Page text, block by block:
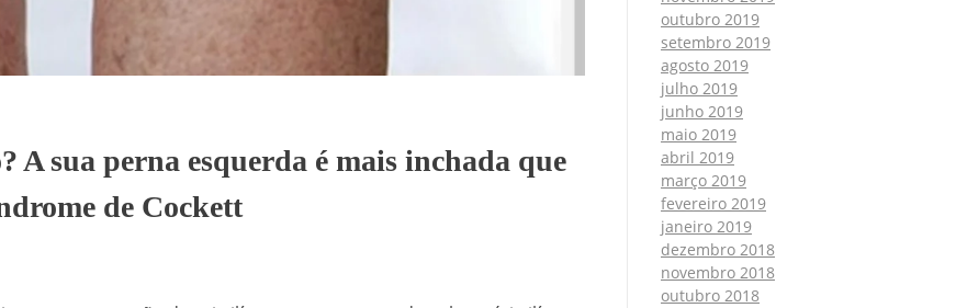
A sua perna esquerda é mais inchada que
de Cockett
outubro 2019
setembro 2019
agosto 2019
julho 2019
junho 2019
maio 2019
abril 2019
março 2019
fevereiro 2019
janeiro 2019
dezembro 2018
novembro 2018
outubro 2018